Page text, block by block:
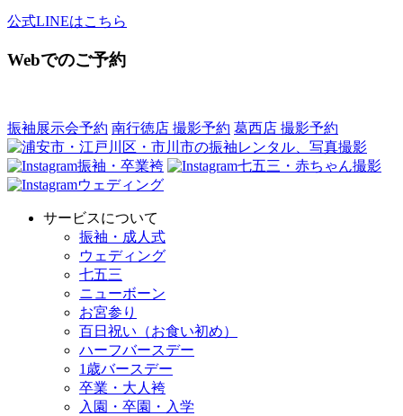
公式LINEはこちら
Webでのご予約
振袖展示会予約 南行徳店 撮影予約 葛西店 撮影予約
振袖・卒業袴
七五三・赤ちゃん撮影
ウェディング
サービスについて
振袖・成人式
ウェディング
七五三
ニューボーン
お宮参り
百日祝い（お食い初め）
ハーフバースデー
1歳バースデー
卒業・大人袴
入園・卒園・入学